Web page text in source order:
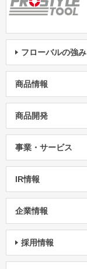
フローバルの強み
商品情報
商品開発
事業・サービス
IR情報
企業情報
採用情報